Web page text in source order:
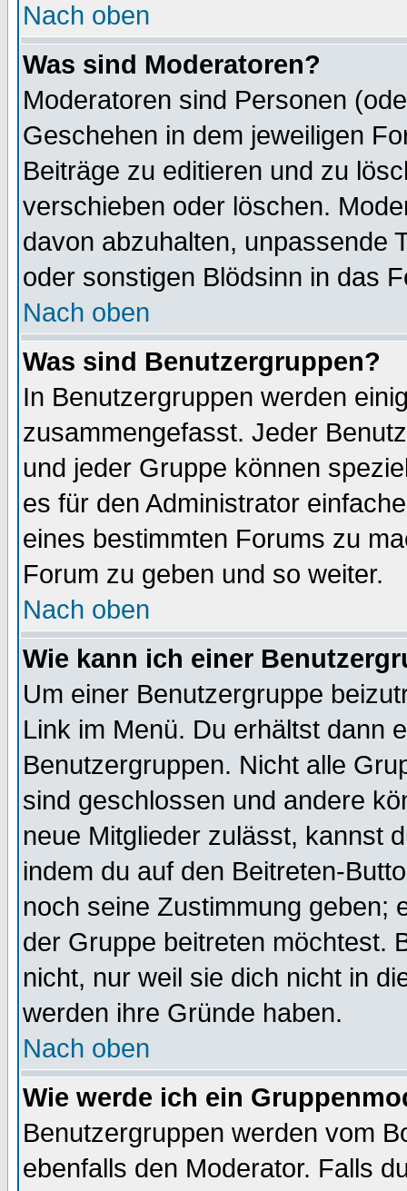
Nach oben
Was sind Moderatoren?
Moderatoren sind Personen
Geschehen in dem jeweiligen
Beiträge zu editieren und zu
verschieben oder löschen.
davon abzuhalten, unpassende
oder sonstigen Blödsinn in das
Nach oben
Was sind Benutzergruppen?
In Benutzergruppen werden
zusammengefasst. Jeder
und jeder Gruppe können
es für den Administrator
eines bestimmten Forums zu
Forum zu geben und so weiter.
Nach oben
Wie kann ich einer
Um einer Benutzergruppe
Link im Menü. Du erhältst dann
Benutzergruppen. Nicht alle
sind geschlossen und andere
neue Mitglieder zulässt, kannst
indem du auf den Beitreten-
noch seine Zustimmung geben;
der Gruppe beitreten möchtest.
nicht, nur weil sie dich nicht in
werden ihre Gründe haben.
Nach oben
Wie werde ich ein
Benutzergruppen werden vom
ebenfalls den Moderator. Falls